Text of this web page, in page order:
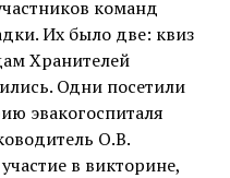
команд
Их было две: квиз
Хранителей
Одни посетили
эвакогоспиталя
О.В.
в викторине,